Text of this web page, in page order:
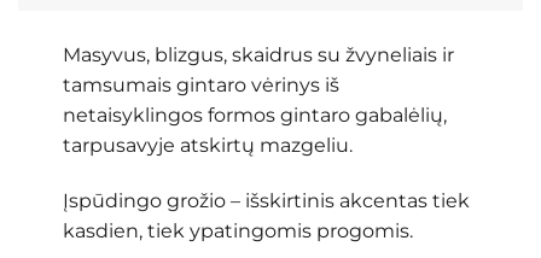
Masyvus, blizgus, skaidrus su žvyneliais ir
tamsumais gintaro vėrinys iš
netaisyklingos formos gintaro gabalėlių,
tarpusavyje atskirtų mazgeliu.
Įspūdingo grožio – išskirtinis akcentas tiek
kasdien, tiek ypatingomis progomis.